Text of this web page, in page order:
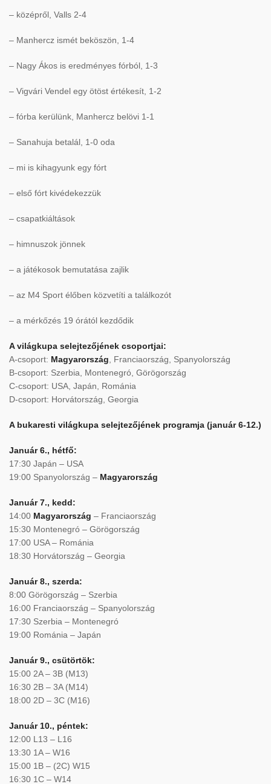
– középről, Valls 2-4
– Manhercz ismét beköszön, 1-4
– Nagy Ákos is eredményes fórból, 1-3
– Vigvári Vendel egy ötöst értékesít, 1-2
– fórba kerülünk, Manhercz belövi 1-1
– Sanahuja betalál, 1-0 oda
– mi is kihagyunk egy fórt
– első fórt kivédekezzük
– csapatkiáltások
– himnuszok jönnek
– a játékosok bemutatása zajlik
– az M4 Sport élőben közvetíti a találkozót
– a mérkőzés 19 órától kezdődik
A világkupa selejtezőjének csoportjai:
A-csoport: Magyarország , Franciaország, Spanyolország
B-csoport: Szerbia, Montenegró, Görögország
C-csoport: USA, Japán, Románia
D-csoport: Horvátország, Georgia
A bukaresti világkupa selejtezőjének programja (január 6-12.)
Január 6., hétfő:
17:30 Japán – USA
19:00 Spanyolország – Magyarország
Január 7., kedd:
14:00 Magyarország – Franciaország
15:30 Montenegró – Görögország
17:00 USA – Románia
18:30 Horvátország – Georgia
Január 8., szerda:
8:00 Görögország – Szerbia
16:00 Franciaország – Spanyolország
17:30 Szerbia – Montenegró
19:00 Románia – Japán
Január 9., csütörtök:
15:00 2A – 3B (M13)
16:30 2B – 3A (M14)
18:00 2D – 3C (M16)
Január 10., péntek:
12:00 L13 – L16
13:30 1A – W16
15:00 1B – (2C) W15
16:30 1C – W14